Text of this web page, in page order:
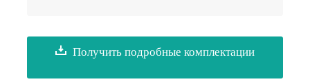
Получить подробные комплектации